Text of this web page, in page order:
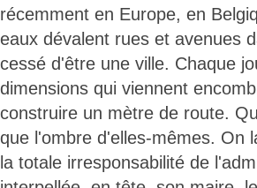
récemment en Europe, en
eaux dévalent rues et avenues
cessé d'être une ville. Chaque
dimensions qui viennent
construire un mètre de route.
que l'ombre d'elles-mêmes. On
la totale irresponsabilité de